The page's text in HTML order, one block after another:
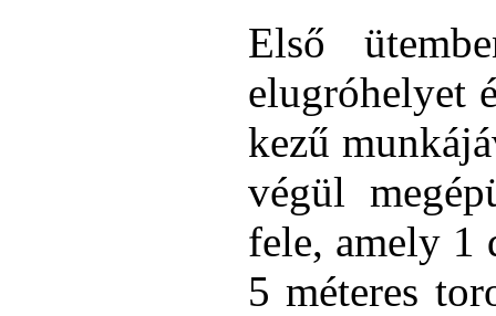
Első
elugróhelyet
kezű
végül
fele, amely 1
5 méteres